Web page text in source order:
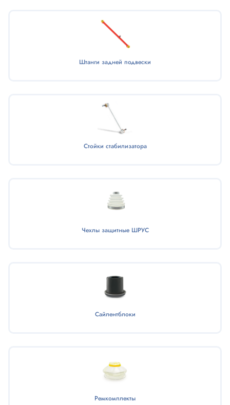
Штанги задней подвески
Стойки стабилизатора
Чехлы защитные ШРУС
Сайлентблоки
Ремкомплекты